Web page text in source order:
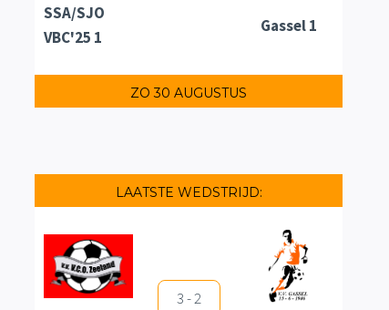
SSA/SJO
VBC'25 1
Gassel 1
ZO 30 AUGUSTUS
LAATSTE WEDSTRIJD:
3 - 2